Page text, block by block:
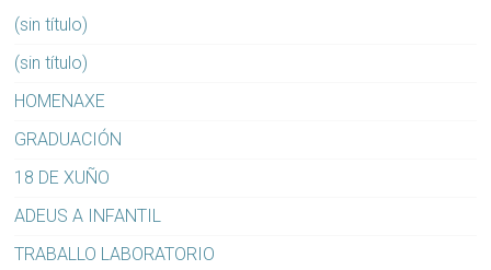
(sin título)
(sin título)
HOMENAXE
GRADUACIÓN
18 DE XUÑO
ADEUS A INFANTIL
TRABALLO LABORATORIO